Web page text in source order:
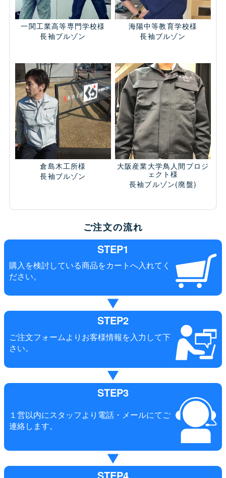
一関工業高等専門学校様
長袖ブルゾン
海陽中等教育学校様
長袖ブルゾン
倉島木工所様
長袖ブルゾン
大阪産業大学鳥人間プロジ
ェクト様
長袖ブルゾン(廃盤)
ご注文の流れ
STEP1
購入を検討している商品をカートへ入れてく
ださい。
STEP2
ご注文フォームよりお客様情報を入力して下
さい。
STEP3
１営以内にスタッフより電話・メールにてご
連絡します。